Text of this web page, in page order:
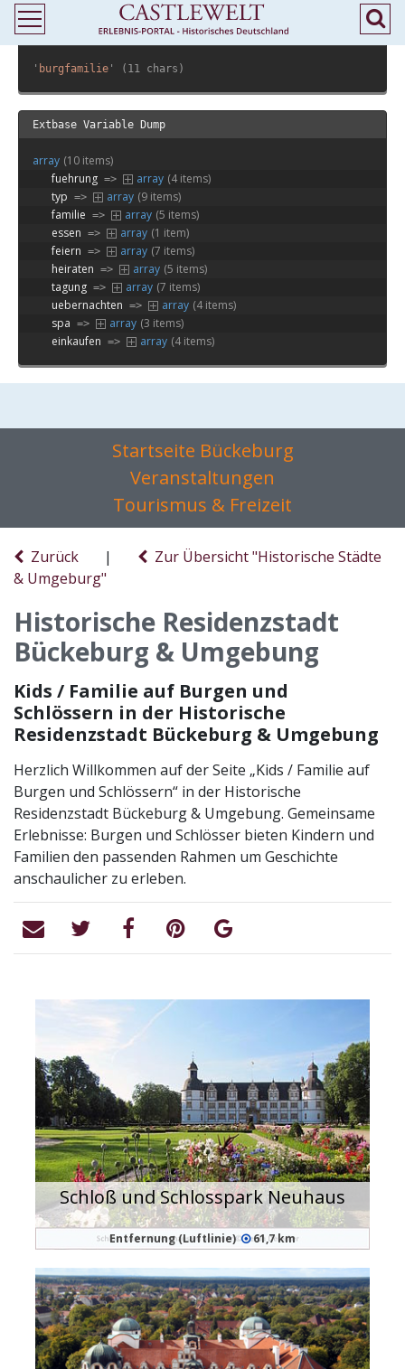
Extbase Variable Dump
' burgfamilie ' (11 chars)
Extbase Variable Dump
array (10 items)
fuehrung => array (4 items)
typ => array (9 items)
familie => array (5 items)
essen => array (1 item)
feiern => array (7 items)
heiraten => array (5 items)
tagung => array (7 items)
uebernachten => array (4 items)
spa => array (3 items)
einkaufen => array (4 items)
Startseite Bückeburg
Veranstaltungen
Tourismus & Freizeit
Zurück |
Zur Übersicht "Historische Städte
& Umgeburg"
Historische Residenzstadt
Bückeburg & Umgebung
Kids / Familie auf Burgen und
Schlössern in der Historische
Residenzstadt Bückeburg & Umgebung
Herzlich Willkommen auf der Seite „Kids / Familie auf
Burgen und Schlössern“ in der Historische
Residenzstadt Bückeburg & Umgebung. Gemeinsame
Erlebnisse: Burgen und Schlösser bieten Kindern und
Familien den passenden Rahmen um Geschichte
anschaulicher zu erleben.
Schloß und Schlosspark Neuhaus
Entfernung (Luftlinie) 61,7 km